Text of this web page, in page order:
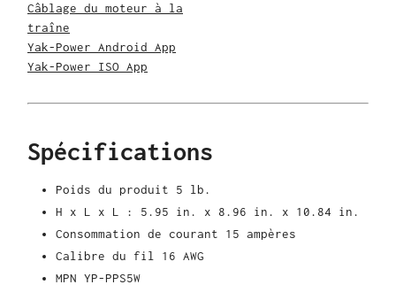
Câblage du moteur à la
traîne
Yak-Power Android App
Yak-Power ISO App
Spécifications
Poids du produit 5 lb.
H x L x L : 5.95 in. x 8.96 in. x 10.84 in.
Consommation de courant 15 ampères
Calibre du fil 16 AWG
MPN YP-PPS5W